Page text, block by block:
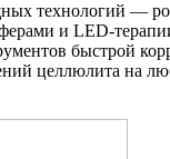
технологий —
и LED-
быстрой
целлюлита на